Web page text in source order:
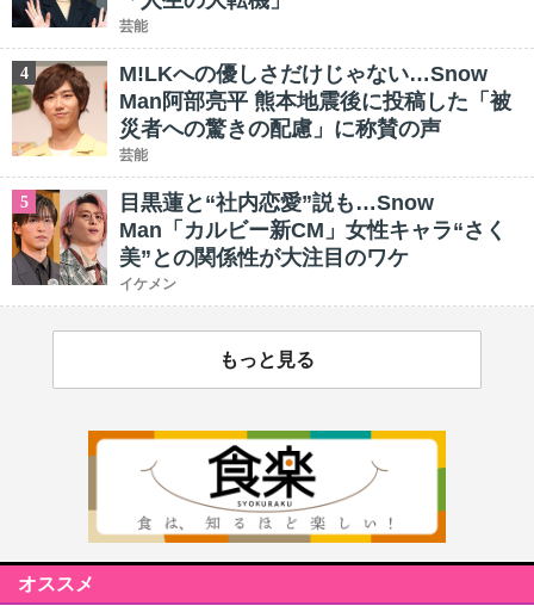
芸能
4
M!LKへの優しさだけじゃない…Snow
Man阿部亮平 熊本地震後に投稿した「被
災者への驚きの配慮」に称賛の声
芸能
5
目黒蓮と“社内恋愛”説も…Snow
Man「カルビー新CM」女性キャラ“さく
美”との関係性が大注目のワケ
イケメン
もっと見る
オススメ